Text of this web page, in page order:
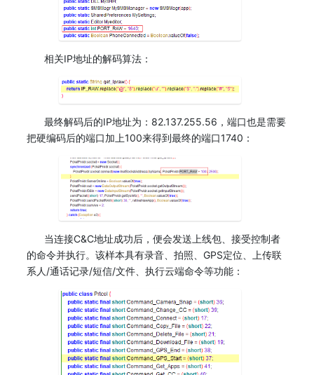
相关IP地址的解码算法：
最终解码后的IP地址为：82.137.255.56，端口也是需要
把硬编码后的端口加上100来得到最终的端口1740：
当连接C&C地址成功后，便会发送上线包、接受控制者
的命令并执行。该样本具有录音、拍照、GPS定位、上传联
系人/通话记录/短信/文件、执行云端命令等功能：